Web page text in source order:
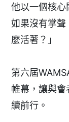
他以一個核心
如果沒有掌聲
麼活著？」
第六屆
帷幕，讓與
續前行。